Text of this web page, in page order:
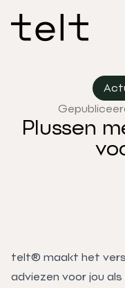
Plussen
telt® maakt het
adviezen voor jou